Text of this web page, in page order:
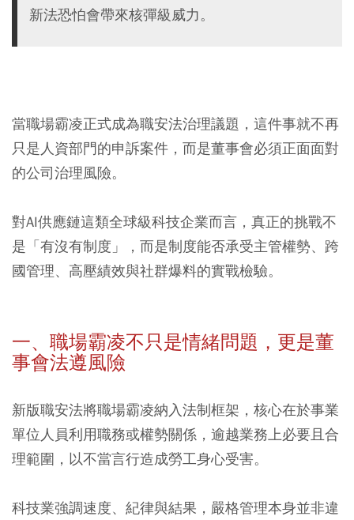
新法恐怕會帶來核彈級威力。
當職場霸凌正式成為職安法治理議題，這件事就不再
只是人資部門的申訴案件，而是董事會必須正面面對
的公司治理風險。
對AI供應鏈這類全球級科技企業而言，真正的挑戰不
是「有沒有制度」，而是制度能否承受主管權勢、跨
國管理、高壓績效與社群爆料的實戰檢驗。
一、職場霸凌不只是情緒問題，更是董
事會法遵風險
新版職安法將職場霸凌納入法制框架，核心在於事業
單位人員利用職務或權勢關係，逾越業務上必要且合
理範圍，以不當言行造成勞工身心受害。
科技業強調速度、紀律與結果，嚴格管理本身並非違